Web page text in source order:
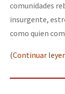
comunidades
insurgente,
como quien
(Continuar